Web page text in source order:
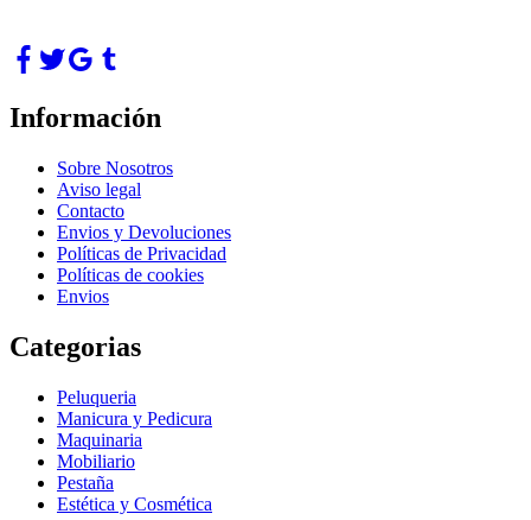
Información
Sobre Nosotros
Aviso legal
Contacto
Envios y Devoluciones
Políticas de Privacidad
Políticas de cookies
Envios
Categorias
Peluqueria
Manicura y Pedicura
Maquinaria
Mobiliario
Pestaña
Estética y Cosmética